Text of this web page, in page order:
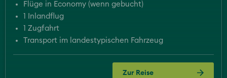
Flüge in Economy (wenn gebucht)
1 Inlandflug
1 Zugfahrt
Transport im landestypischen Fahrzeug
Zur Reise